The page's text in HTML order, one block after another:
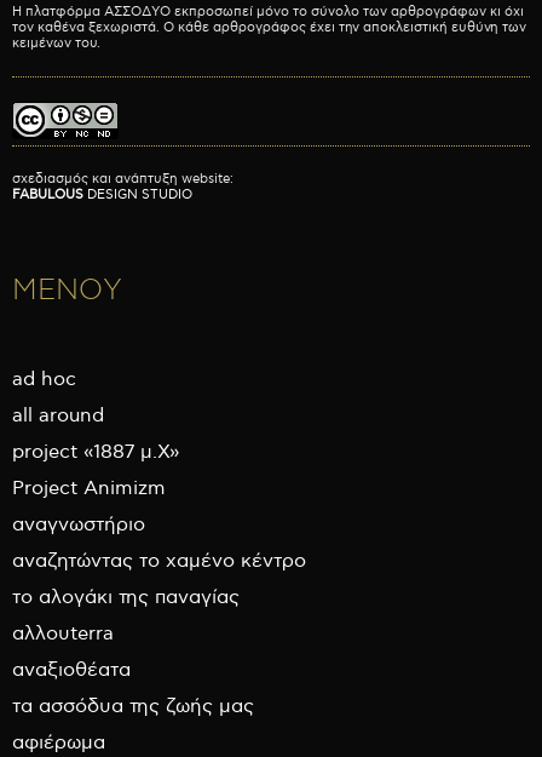
Η πλατφόρμα ΑΣΣΟΔΥΟ εκπροσωπεί μόνο το σύνολο των αρθρογράφων κι όχι
τον καθένα ξεχωριστά. Ο κάθε αρθρογράφος έχει την αποκλειστική ευθύνη των
κειμένων του.
σχεδιασμός και ανάπτυξη website:
FABULOUS DESIGN STUDIO
ΜΕΝΟΥ
ad hoc
all around
project «1887 μ.Χ»
Project Animizm
αναγνωστήριο
αναζητώντας το χαμένο κέντρο
το αλογάκι της παναγίας
αλλουterra
αναξιοθέατα
τα ασσόδυα της ζωής μας
αφιέρωμα